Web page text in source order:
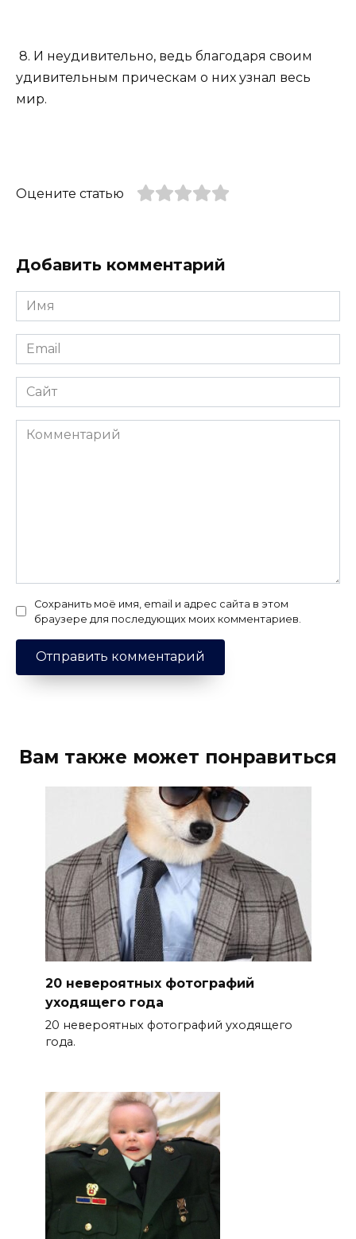
8. И неудивительно, ведь благодаря своим
удивительным прическам о них узнал весь
мир.
Оцените статью
Добавить комментарий
Имя
*
Email
*
Сайт
Комментарий
Сохранить моё имя, email и адрес сайта в этом
браузере для последующих моих комментариев.
Вам также может понравиться
20 невероятных фотографий
уходящего года
20 невероятных фотографий уходящего
года.